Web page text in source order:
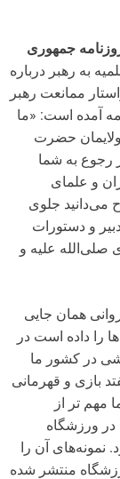
جمهوری
به رهبر درباره
ممانعت رهبر
آمده است: «ما
حضرت
رجوع به شما
و علمای
می‌دانید جلوی
و دستورات
صلی‌الله علیه و
همان جایی
را داده است در
در کشور ما
بازی و قهرمانی
تر از
در ورزشگاه
آن را
منتشر شده